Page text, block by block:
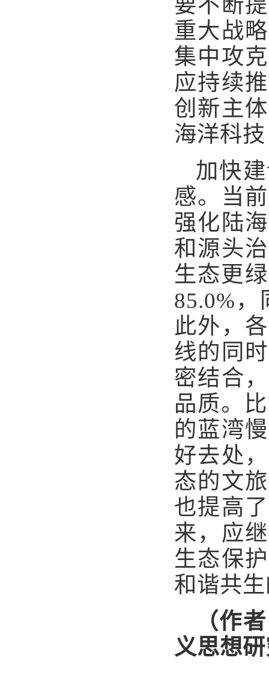
要不断
重大战
集中攻
应持续
创新主
海洋科
加快
感。当
强化陆
和源头
生态更
85.0%
此外，
线的同
密结合
品质。
的蓝湾
好去处
态的文
也提高
来，应
生态保
和谐共
（作
义思想